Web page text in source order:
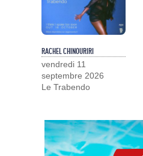
RACHEL CHINOURIRI
vendredi 11
septembre 2026
Le Trabendo